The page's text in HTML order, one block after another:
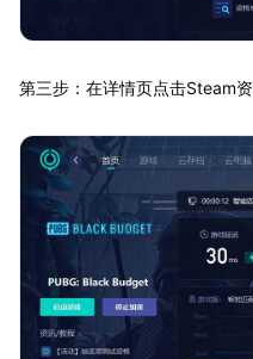
第三步：在详情页点击Steam